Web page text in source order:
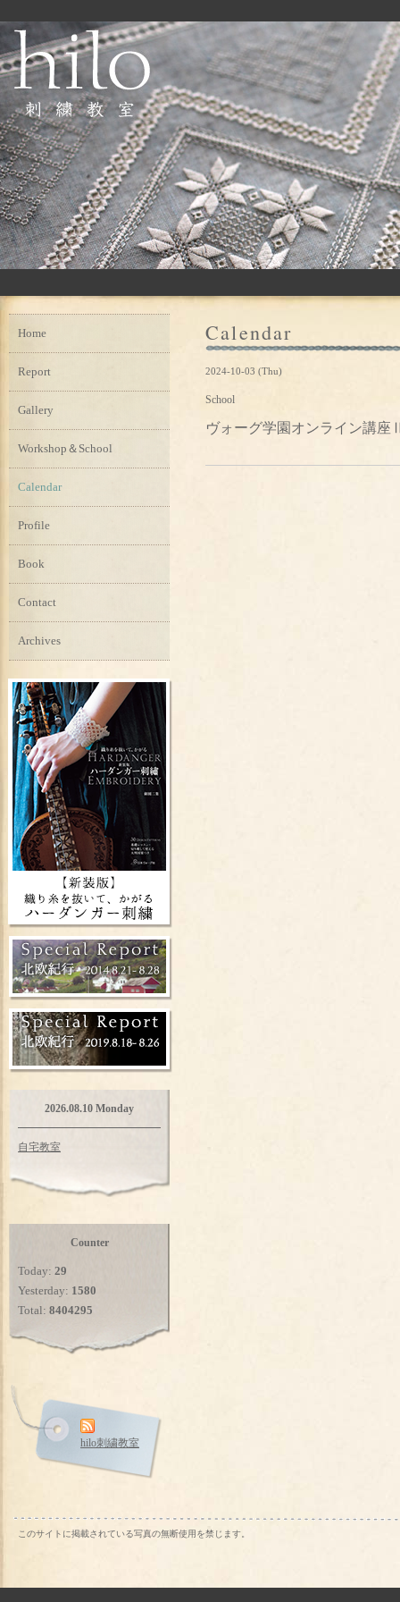
Calendar
2024-10-03 (Thu)
School
ヴォーグ学園オンライン講
Home
Report
Gallery
Workshop＆School
Calendar
Profile
Book
Contact
Archives
2026.08.10 Monday
自宅教室
Counter
Today: 29
Yesterday: 1580
Total: 8404295
hilo刺繍教室
このサイトに掲載されている写真の無断使用を禁じます。